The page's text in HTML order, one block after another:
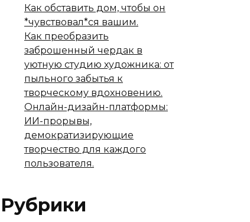
Как обставить дом, чтобы он
*чувствовал*ся вашим.
Как преобразить
заброшенный чердак в
уютную студию художника: от
пыльного забытья к
творческому вдохновению.
Онлайн-дизайн-платформы:
ИИ-прорывы,
демократизирующие
творчество для каждого
пользователя.
Рубрики